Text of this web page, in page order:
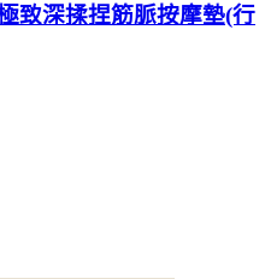
致深揉捏筋脈按摩墊(行